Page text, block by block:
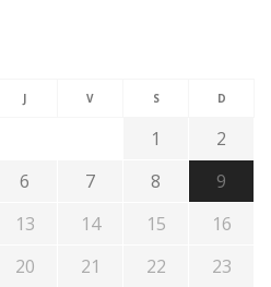
J V S D
1
2
6 7 8
9
13 14 15
16
20 21 22
23